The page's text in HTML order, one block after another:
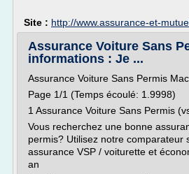
Site : http://www.assurance-et-
Assurance Voiture Sans
informations : Je ...
Assurance Voiture Sans Permis
Page 1/1 (Temps écoulé: 1.9998)
1 Assurance Voiture Sans Permis
Vous recherchez une bonne
permis? Utilisez notre comparateur
assurance VSP / voiturette et
an